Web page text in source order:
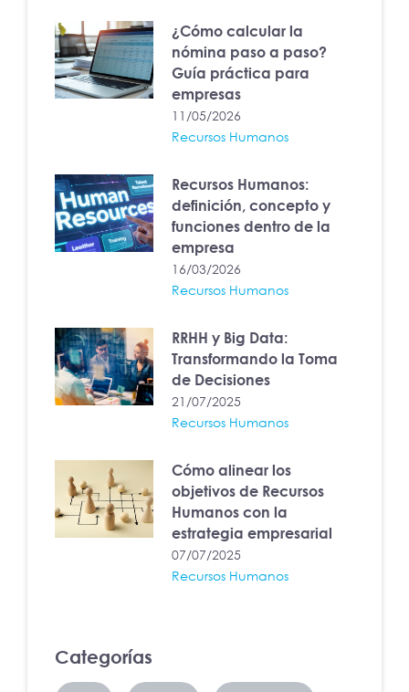
¿Cómo calcular la
nómina paso a paso?
Guía práctica para
empresas
11/05/2026
Recursos Humanos
Recursos Humanos:
definición, concepto y
funciones dentro de la
empresa
16/03/2026
Recursos Humanos
RRHH y Big Data:
Transformando la Toma
de Decisiones
21/07/2025
Recursos Humanos
Cómo alinear los
objetivos de Recursos
Humanos con la
estrategia empresarial
07/07/2025
Recursos Humanos
Categorías